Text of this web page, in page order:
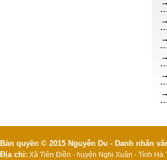
Bản quyền © 2015 Nguyễn Du - Danh nhân
Địa chỉ: Xã Tiên Điền - huyện Nghi Xuân - Tỉnh Hà